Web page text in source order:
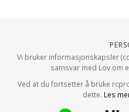
Vi bruker informasjonskapsler
samsvar med Lov om
Ved at du fortsetter å bruke
dette. Les